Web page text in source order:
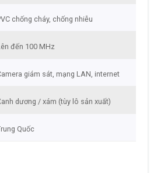
chống cháy, chống nhiễu
đến 100 MHz
giám sát, mạng LAN, internet
dương / xám (tùy lô sản xuất)
Quốc